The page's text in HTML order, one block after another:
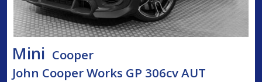
Mini Cooper
John Cooper Works GP 306cv AUT